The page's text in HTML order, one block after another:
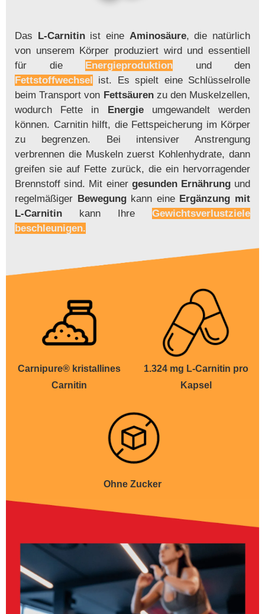
Das L-Carnitinist eine Aminosäure, die natürlich
von unserem Körper produziert wird und essentiell
für die Energieproduktion und den
Fettstoffwechsel ist. Es spielt eine Schlüsselrolle
beim Transport von Fettsäurenzu den Muskelzellen,
wodurch Fette in Energieumgewandelt werden
können. Carnitin hilft, die Fettspeicherung im Körper
zu begrenzen. Bei intensiver Anstrengung
verbrennen die Muskeln zuerst Kohlenhydrate, dann
greifen sie auf Fette zurück, die ein hervorragender
Brennstoff sind. Mit einer gesunden Ernährungund
regelmäßiger Bewegungkann eine Ergänzung mit
L-Carnitin kann Ihre Gewichtsverlustziele
beschleunigen.
Carnipure® kristallines
Carnitin
1.324 mg L-Carnitin pro
Kapsel
Ohne Zucker